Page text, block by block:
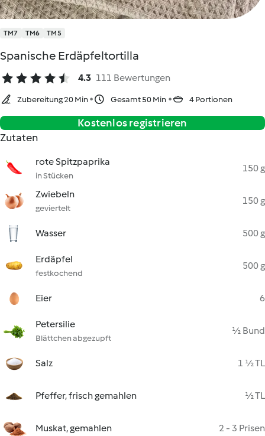
TM7 TM6 TM5
Spanische Erdäpfeltortilla
4.3 111 Bewertungen
Zubereitung 20 Min Gesamt 50 Min 4 Portionen
Kostenlos registrieren
Zutaten
rote Spitzpaprika
in Stücken
150 g
Zwiebeln
geviertelt
150 g
Wasser 500 g
Erdäpfel
festkochend
500 g
Eier 6
Petersilie
Blättchen abgezupft
½ Bund
Salz 1 ½ TL
Pfeffer, frisch gemahlen ½ TL
Muskat, gemahlen 2 - 3 Prisen